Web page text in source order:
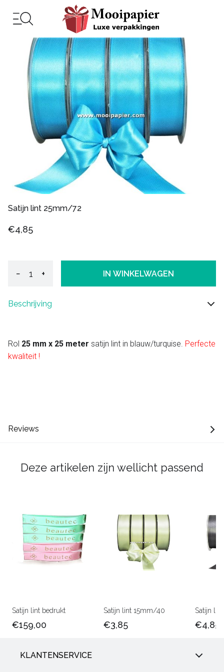
Satijn lint 25mm/72
€4,85
− + IN WINKELWAGEN
Beschrijving
Rol 25 mm x 25 meter satijn lint in blauw/turquise. Perfecte
kwaliteit !
Reviews
Deze artikelen zijn wellicht passend
Satijn lint bedrukt
€159,00
Satijn lint 15mm/40
€3,85
Satijn
€4,85
KLANTENSERVICE